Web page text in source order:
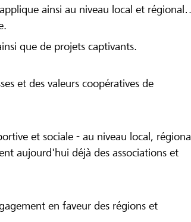
ainsi au niveau local et régional
que de projets captivants.
et des valeurs coopératives de
et sociale - au niveau local, régional
aujourd'hui déjà des associations et
en faveur des régions et